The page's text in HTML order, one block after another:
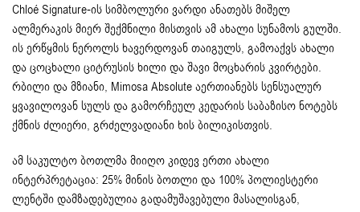
Chloé Signature-ის სიმბოლური ვარდი ანათებს მიშელ
ალმერაკის მიერ შექმნილი მისთვის ამ ახალი სუნამოს გულში.
ის ერწყმის ნეროლს ხავერდოვან თაიგულს, გამოაქვს ახალი
და ცოცხალი ციტრუსის ხილი და შავი მოცხარის კვირტები.
რბილი და მზიანი, Mimosa Absolute აერთიანებს სენსუალურ
ყვავილოვან სულს და გამორჩეულ კედარის საბაზისო ნოტებს
ქმნის ძლიერი, გრძელვადიანი ხის ბილიკისთვის.
ამ საკულტო ბოთლმა მიიღო კიდევ ერთი ახალი
ინტერპრეტაცია: 25% მინის ბოთლი და 100% პოლიესტერი
ლენტში დამზადებულია გადამუშავებული მასალისგან,